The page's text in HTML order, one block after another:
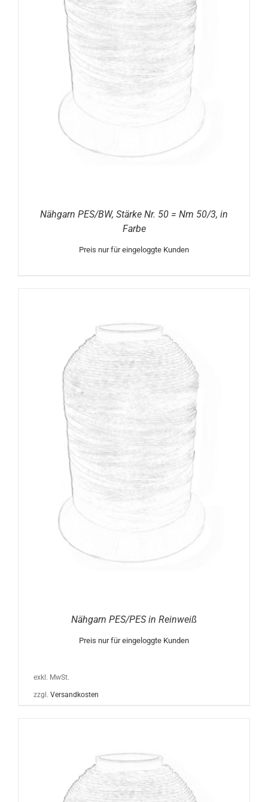
Nähgarn PES/BW, Stärke Nr. 50 = Nm 50/3, in
Farbe
Preis nur für eingeloggte Kunden
Nähgarn PES/PES in Reinweiß
Preis nur für eingeloggte Kunden
exkl. MwSt.
zzgl. Versandkosten